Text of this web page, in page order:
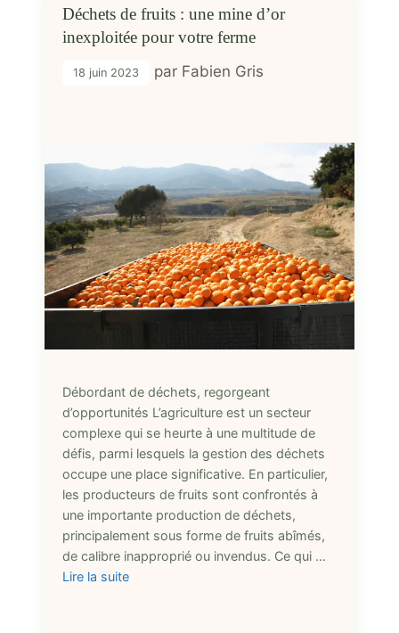
Déchets de fruits : une mine d’or
inexploitée pour votre ferme
18 juin 2023 par Fabien Gris
Débordant de déchets, regorgeant
d’opportunités L’agriculture est un secteur
complexe qui se heurte à une multitude de
défis, parmi lesquels la gestion des déchets
occupe une place significative. En particulier,
les producteurs de fruits sont confrontés à
une importante production de déchets,
principalement sous forme de fruits abîmés,
de calibre inapproprié ou invendus. Ce qui …
Lire la suite